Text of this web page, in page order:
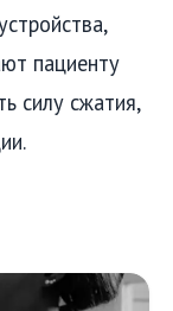
пациенту
силу сжатия,